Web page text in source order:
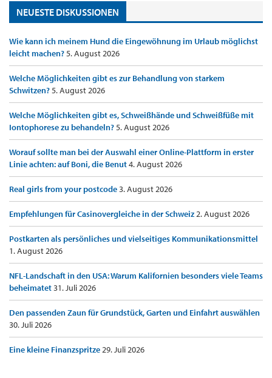
NEUESTE DISKUSSIONEN
Wie kann ich meinem Hund die Eingewöhnung im Urlaub möglichst
leicht machen?5. August 2026
Welche Möglichkeiten gibt es zur Behandlung von starkem
Schwitzen?5. August 2026
Welche Möglichkeiten gibt es, Schweißhände und Schweißfüße mit
Iontophorese zu behandeln?5. August 2026
Worauf sollte man bei der Auswahl einer Online-Plattform in erster
Linie achten: auf Boni, die Benut4. August 2026
Real girls from your postcode3. August 2026
Empfehlungen für Casinovergleiche in der Schweiz2. August 2026
Postkarten als persönliches und vielseitiges Kommunikationsmittel
1. August 2026
NFL-Landschaft in den USA: Warum Kalifornien besonders viele Teams
beheimatet31. Juli 2026
Den passenden Zaun für Grundstück, Garten und Einfahrt auswählen
30. Juli 2026
Eine kleine Finanzspritze29. Juli 2026